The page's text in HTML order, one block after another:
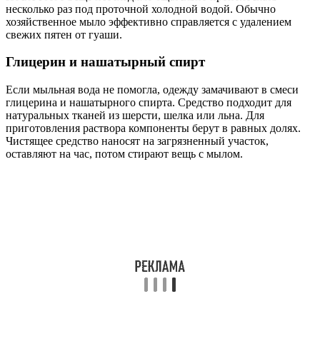
несколько раз под проточной холодной водой. Обычно
хозяйственное мыло эффективно справляется с удалением
свежих пятен от гуаши.
Глицерин и нашатырный спирт
Если мыльная вода не помогла, одежду замачивают в смеси
глицерина и нашатырного спирта. Средство подходит для
натуральных тканей из шерсти, шелка или льна. Для
приготовления раствора компоненты берут в равных долях.
Чистящее средство наносят на загрязненный участок,
оставляют на час, потом стирают вещь с мылом.